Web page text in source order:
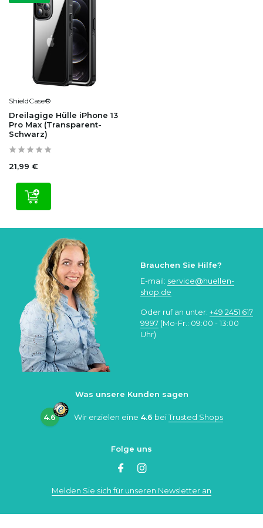
ShieldCase®
Dreilagige Hülle iPhone 13
Pro Max (Transparent-
Schwarz)
21,99 €
Brauchen Sie Hilfe?
E-mail: service@huellen-
shop.de
Oder ruf an unter: +49 2451 617
9997 (Mo-Fr.: 09:00 - 13:00
Uhr)
Was unsere Kunden sagen
4.6 Wir erzielen eine 4.6 beiTrusted Shops
Folge uns
Melden Sie sich für unseren Newsletter an